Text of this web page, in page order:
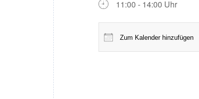
11:00 - 14:00 Uhr
Zum Kalender hinzufügen